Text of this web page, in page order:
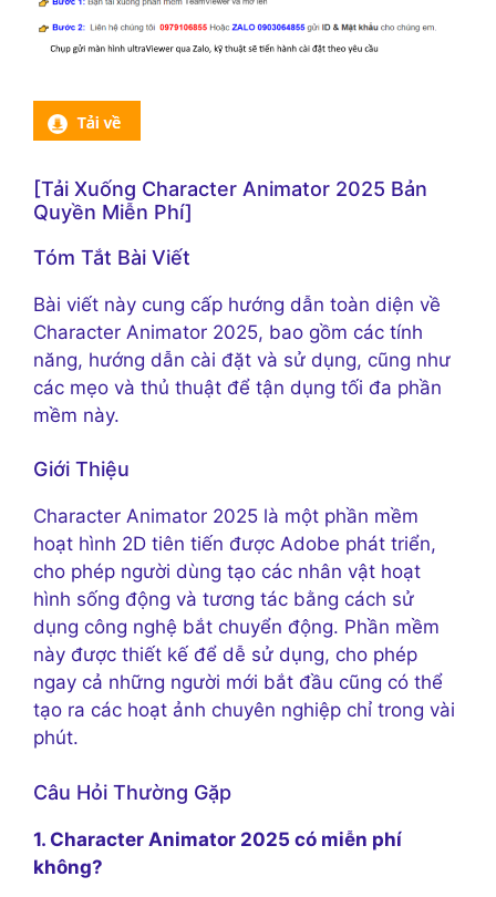
[Tải Xuống Character Animator 2025 Bản
Quyền Miễn Phí]
Tóm Tắt Bài Viết
Bài viết này cung cấp hướng dẫn toàn diện về
Character Animator 2025, bao gồm các tính
năng, hướng dẫn cài đặt và sử dụng, cũng như
các mẹo và thủ thuật để tận dụng tối đa phần
mềm này.
Giới Thiệu
Character Animator 2025 là một phần mềm
hoạt hình 2D tiên tiến được Adobe phát triển,
cho phép người dùng tạo các nhân vật hoạt
hình sống động và tương tác bằng cách sử
dụng công nghệ bắt chuyển động. Phần mềm
này được thiết kế để dễ sử dụng, cho phép
ngay cả những người mới bắt đầu cũng có thể
tạo ra các hoạt ảnh chuyên nghiệp chỉ trong vài
phút.
Câu Hỏi Thường Gặp
1. Character Animator 2025 có miễn phí
không?